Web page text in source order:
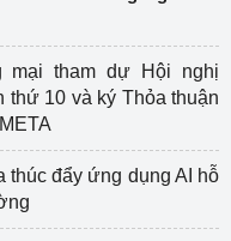
mại tham dự Hội nghị
10 và ký Thỏa thuận
thúc đẩy ứng dụng AI hỗ